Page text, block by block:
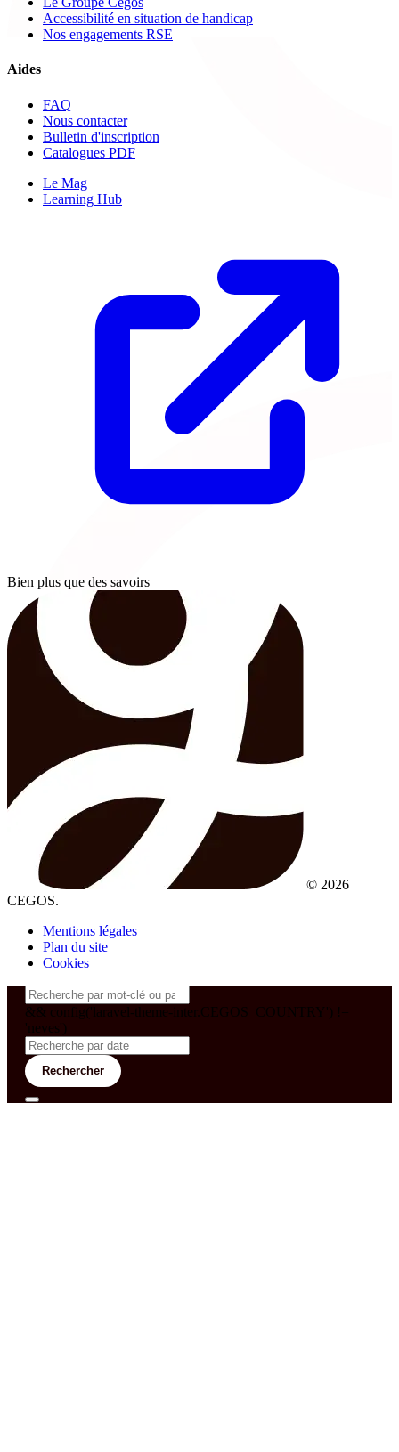
Accessibilité en situation de handicap
Nos engagements RSE
Aides
FAQ
Nous contacter
Bulletin d'inscription
Catalogues PDF
Le Mag
Learning Hub
Bien plus que des savoirs
© 2026
CEGOS.
Mentions légales
Plan du site
Cookies
&& config('laravel-theme-inter.CEGOS_COUNTRY') !=
'neves')
Rechercher